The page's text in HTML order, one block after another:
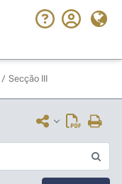
/ Secção III